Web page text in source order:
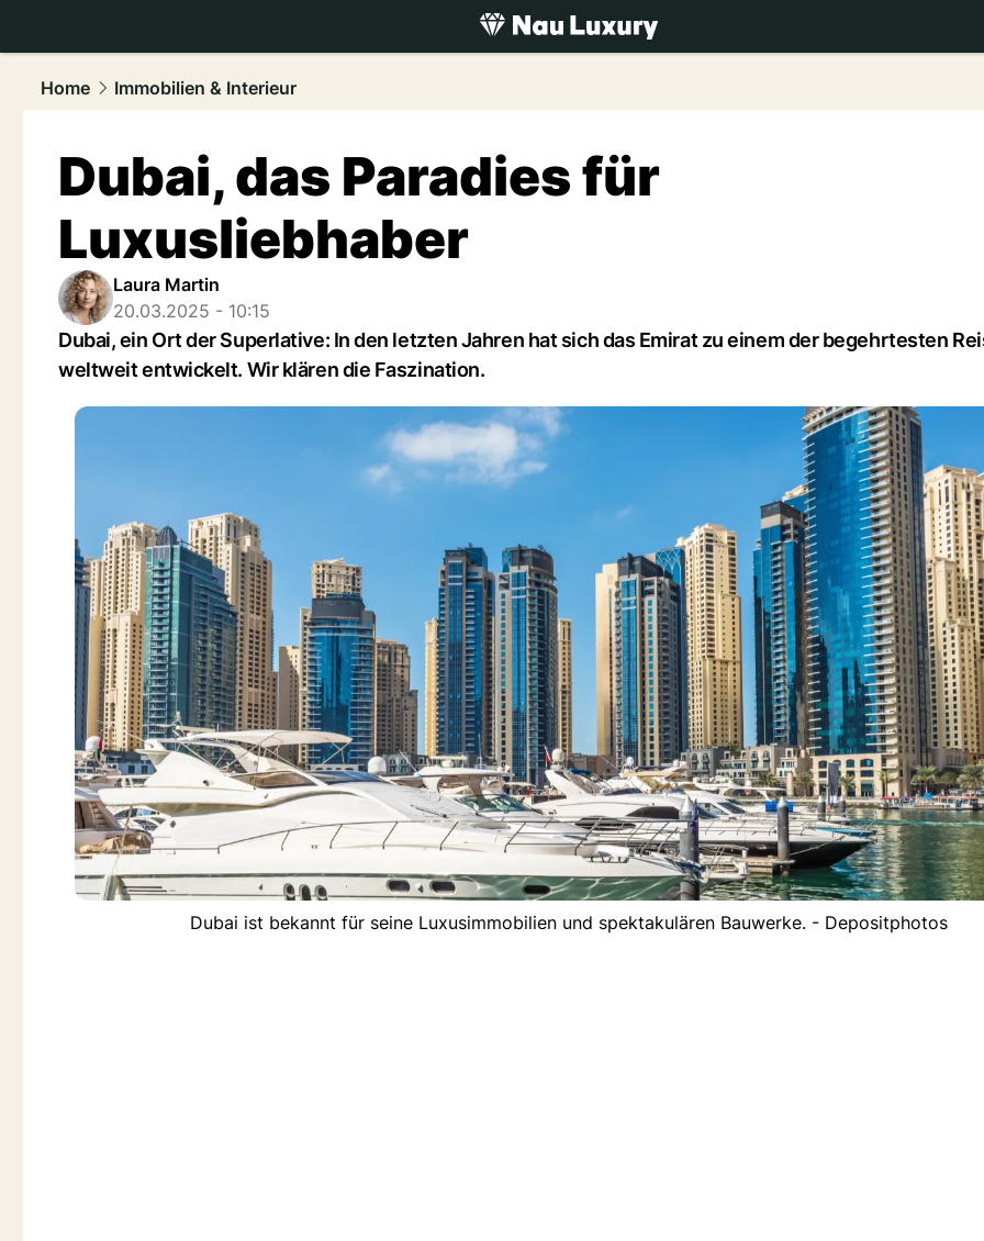
luxury.NAU.ch
Home
Immobilien & Interieur
Dubai, das Paradies für
Luxusliebhaber
Laura Martin
20.03.2025 - 10:15
Dubai, ein Ort der Superlative: In den letzten Jahren hat sich das Emirat zu einem der begehrtesten
weltweit entwickelt. Wir klären die Faszination.
Dubai ist bekannt für seine Luxusimmobilien und spektakulären Bauwerke. - Depositphotos